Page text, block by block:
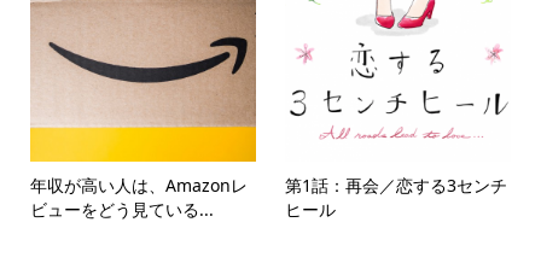
年収が高い人は、Amazonレ
ビューをどう見ている...
第1話：再会／恋する3センチ
ヒール